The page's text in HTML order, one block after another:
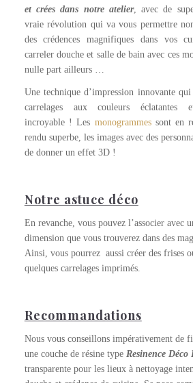
et crées dans notre atelier, avec de
vraie révolution qui va vous permettre
des crédences magnifiques dans vos
carreler douche et salle de bain avec ces
nulle part ailleurs …
Une technique d’impression innovante
carrelages aux couleurs éclatantes
incroyable ! Les monogrammessont en
rendu superbe, les images avec des
de donner un effet 3D !
Notre astuce déco
En revanche, vous pouvez l’associer avec
dimension que vous trouverez dans des
Ainsi, vous pourrez aussi créer des frises
quelques carrelages imprimés.
Recommandations
Nous vous conseillons impérativement de
une couche de résine type Resinence
transparente pour les lieux à nettoyage